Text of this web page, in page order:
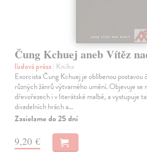
Čung Kchuej aneb Vítěz
ľudová próza| Kniha
Exorcista Čung Kchuej je oblíbenou postavou
různých žánrů výtvarného umění. Objevuje se
dřevořezech i v literátské malbě, a vystupuje
divadelních hrách a…
Zasielame do 25 dní
9,20 €